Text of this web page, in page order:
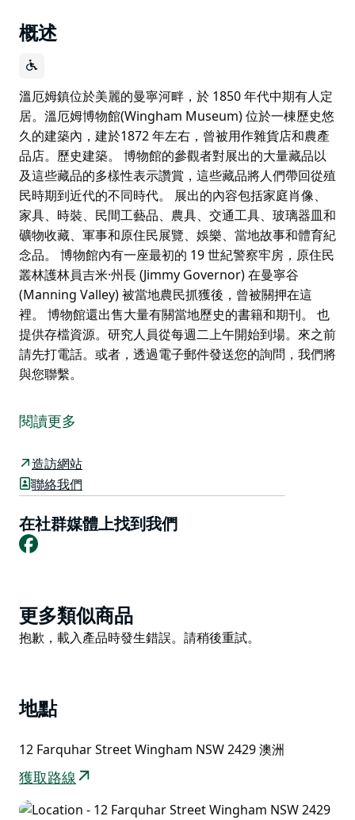
概述
溫厄姆鎮位於美麗的曼寧河畔，於 1850 年代中期有人定
居。溫厄姆博物館(Wingham Museum) 位於一棟歷史悠
久的建築內，建於1872 年左右，曾被用作雜貨店和農產
品店。歷史建築。 博物館的參觀者對展出的大量藏品以
及這些藏品的多樣性表示讚賞，這些藏品將人們帶回從殖
民時期到近代的不同時代。 展出的內容包括家庭肖像、
家具、時裝、民間工藝品、農具、交通工具、玻璃器皿和
礦物收藏、軍事和原住民展覽、娛樂、當地故事和體育紀
念品。 博物館內有一座最初的 19 世紀警察牢房，原住民
叢林護林員吉米·州長 (Jimmy Governor) 在曼寧谷
(Manning Valley) 被當地農民抓獲後，曾被關押在這
裡。 博物館還出售大量有關當地歷史的書籍和期刊。 也
提供存檔資源。研究人員從每週二上午開始到場。來之前
請先打電話。或者，透過電子郵件發送您的詢問，我們將
與您聯繫。
居。溫厄姆博物館(Wingham Museum) 位於一棟歷史悠
久的建築內，建於1872 年左右，曾被用作雜貨店和農產
品店。歷史建築。
博物館的參觀者對展出的大量藏品以及這些藏品的多樣性
表示讚賞，這些藏品將人們帶回從殖民時期到近代的不同
時代。
展出的內容包括家庭肖像、家具、時裝、民間工藝品、農
博物館內有一座最初的 19 世紀警察牢房，原住民叢林護
林員吉米·州長 (Jimmy Governor) 在曼寧谷 (Manning
也提供存檔資源。研究人員從每週二上午開始到場。來之
將與您聯繫。
閱讀更多
造訪網站
聯絡我們
在社群媒體上找到我們
Facebook
Product
List
更多類似商品
Product
抱歉，載入產品時發生錯誤。請稍後重試。
地點
12 Farquhar Street Wingham NSW 2429 澳洲
獲取路線